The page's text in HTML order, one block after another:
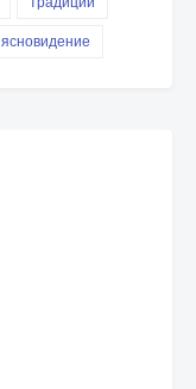
ясновидение